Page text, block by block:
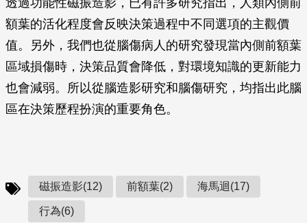
透過功能性磁振造影，已有許多研究指出，人類內側前
額葉的活化程度會反映決策過程中不同選項的主觀價
值。另外，我們也從腦傷病人的研究發現當內側前額葉
區域損傷時，決策品質會降低，對環境知識的更新能力
也會減弱。所以從腦造影研究和腦傷研究，均指出此腦
區在決策歷程扮演的重要角色。
磁振造影(12) 前額葉(2) 海馬迴(17)
行為(6)